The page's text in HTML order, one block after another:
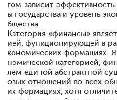
гом зависит
ы государства и уровень
бщества.
Категория «финансы»
ией, функционирующей в
кономических формациях.
номической категорией,
лем единой абстрактной
овых отношений во всех
их формациях, хотя